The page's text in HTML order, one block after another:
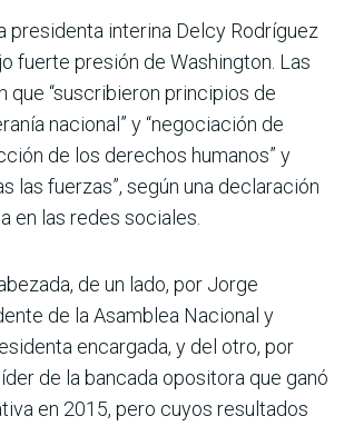
presidenta interina Delcy Rodríguez
fuerte presión de Washington. Las
que “suscribieron principios de
nacional” y “negociación de
de los derechos humanos” y
las fuerzas”, según una declaración
en las redes sociales.
de un lado, por Jorge
de la Asamblea Nacional y
encargada, y del otro, por
de la bancada opositora que ganó
en 2015, pero cuyos resultados